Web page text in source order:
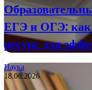
ЕГЭ и ОГЭ:
ресурс для
Наука
18.06.2026